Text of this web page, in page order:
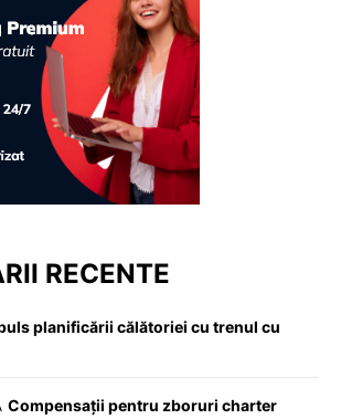
RECENTE
planificării călătoriei cu trenul cu
Compensații pentru zboruri charter